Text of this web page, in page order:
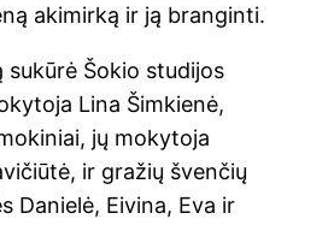
akimirką ir ją branginti.
sukūrė Šokio studijos
Lina Šimkienė,
jų mokytoja
ir gražių švenčių
Danielė, Eivina, Eva ir